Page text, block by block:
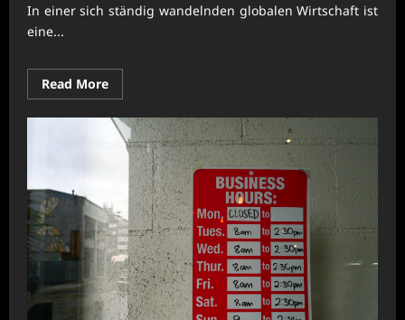
In einer sich ständig wandelnden globalen Wirtschaft ist
eine...
Read MoreRead
more
Moderne
Unternehmensentwicklung
für
wirtschaftliche
Stärke